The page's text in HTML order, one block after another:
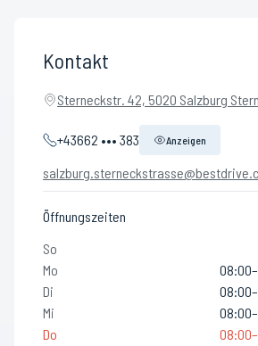
Kontakt
Sterneckstr. 42, 5020 Salzburg
+43662 ••• 383 Anzeigen
Öffnungszeiten
So
Mo
Di
Mi
Do